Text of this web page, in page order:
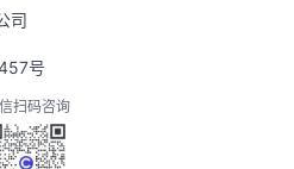
司
号
扫码咨询